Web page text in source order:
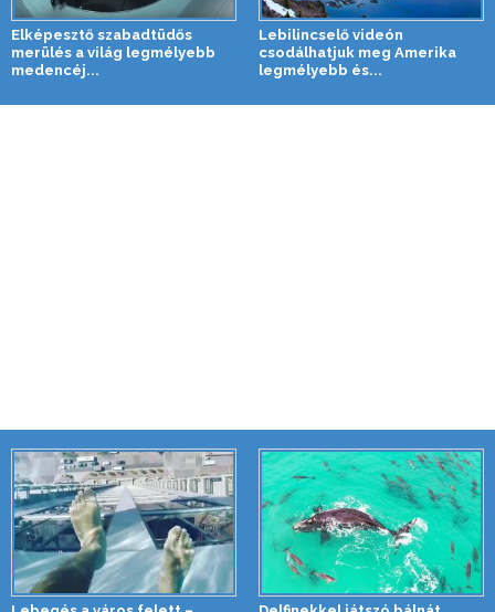
Elképesztő szabadtüdős
merülés a világ legmélyebb
medencéj...
Lebilincselő videón
csodálhatjuk meg Amerika
legmélyebb és...